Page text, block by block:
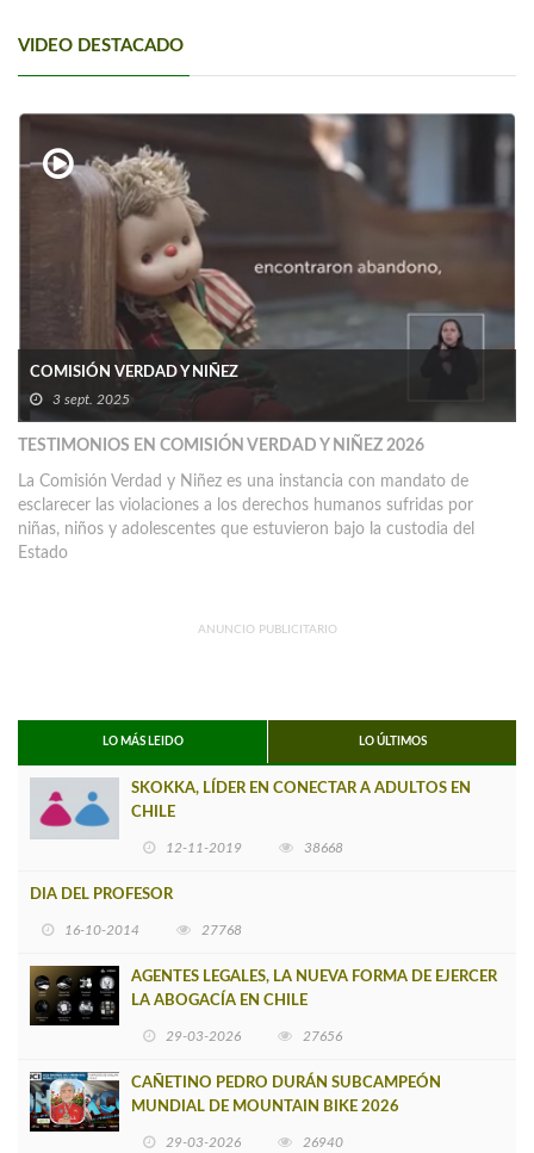
VIDEO DESTACADO
COMISIÓN VERDAD Y NIÑEZ
3 sept. 2025
TESTIMONIOS EN COMISIÓN VERDAD Y NIÑEZ 2026
La Comisión Verdad y Niñez es una instancia con mandato de
esclarecer las violaciones a los derechos humanos sufridas por
niñas, niños y adolescentes que estuvieron bajo la custodia del
Estado
ANUNCIO PUBLICITARIO
LO MÁS LEIDO LO ÚLTIMOS
SKOKKA, LÍDER EN CONECTAR A ADULTOS EN
CHILE
12-11-2019 38668
DIA DEL PROFESOR
16-10-2014 27768
AGENTES LEGALES, LA NUEVA FORMA DE EJERCER
LA ABOGACÍA EN CHILE
29-03-2026 27656
CAÑETINO PEDRO DURÁN SUBCAMPEÓN
MUNDIAL DE MOUNTAIN BIKE 2026
29-03-2026 26940